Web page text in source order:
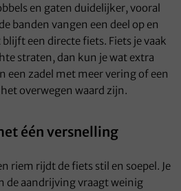
en gaten duidelijker, vooral
banden vangen een deel op en
een directe fiets. Fiets je vaak
straten, dan kun je wat extra
een zadel met meer vering of een
overwegen waard zijn.
één versnelling
riem rijdt de fiets stil en soepel. Je
de aandrijving vraagt weinig